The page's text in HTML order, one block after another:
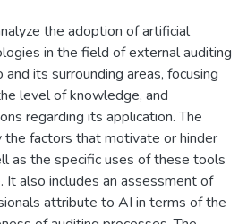
the adoption of artificial
in the field of external auditing
its surrounding areas, focusing
level of knowledge, and
regarding its application. The
factors that motivate or hinder
as the specific uses of these tools
It also includes an assessment of
attribute to AI in terms of the